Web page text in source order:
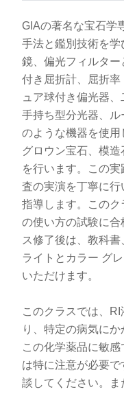
GIAの著名な宝石学
手法と鑑別技術を
鏡、偏光フィルタ
付き屈折計、屈折
ュア球付き偏光器
手持ち型分光器、ル
のような機器を使
グロウン宝石、模
を行います。この
査の実演を丁寧に
指導します。この
の使い方の試験に
ス修了後は、教科
ライトとカラー グ
いただけます。
このクラスでは、
り、特定の病気に
この化学薬品に敏
は特に注意が必要
談してください。ま